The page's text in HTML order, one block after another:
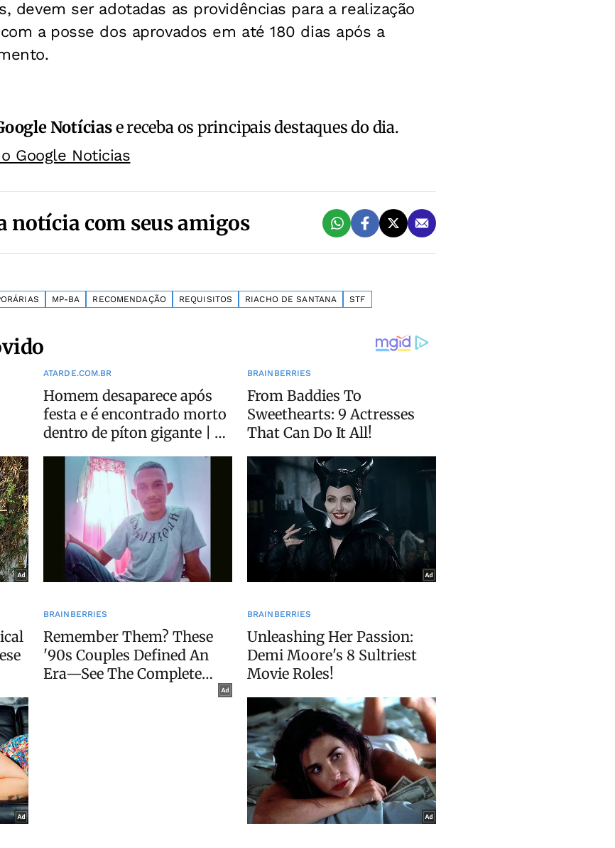
devem ser adotadas as providências para a realização
a posse dos aprovados em até 180 dias após a
Notíciase receba os principais destaques do dia.
Google Noticias
notícia com seus amigos
MP-BA RECOMENDAÇÃO REQUISITOS RIACHO DE SANTANA STF